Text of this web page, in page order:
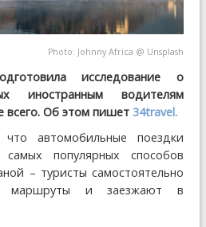
Photo: Johnny Africa @ Unsplash
исследование о
иностранным водителям
всего. Об этом пишет 34travel.
автомобильные поездки
популярных способов
– туристы самостоятельно
маршруты и заезжают в